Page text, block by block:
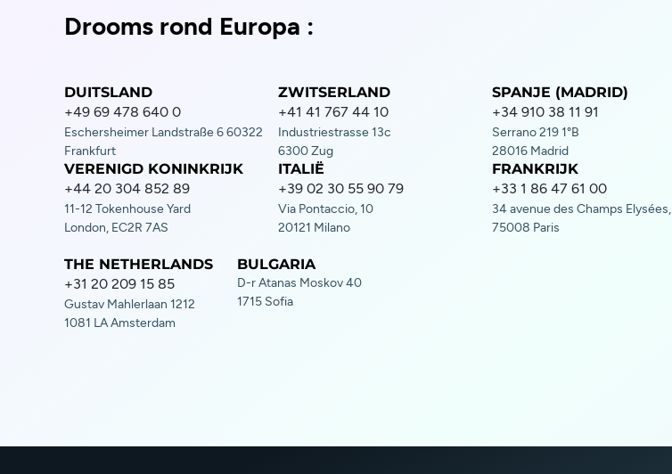
Drooms rond Europa :
DUITSLAND
+49 69 478 640 0
Eschersheimer Landstraße 6 60322
Frankfurt
ZWITSERLAND
+41 41 767 44 10
Industriestrasse 13c
6300 Zug
SPANJE (MADRID)
+34 910 38 11 91
Serrano 219 1°B
28016 Madrid
VERENIGD KONINKRIJK
+44 20 304 852 89
11-12 Tokenhouse Yard
London, EC2R 7AS
ITALIË
+39 02 30 55 90 79
Via Pontaccio, 10
20121 Milano
FRANKRIJK
+33 1 86 47 61 00
34 avenue des Champs Elysées,
75008 Paris
THE NETHERLANDS
+31 20 209 15 85
Gustav Mahlerlaan 1212
1081 LA Amsterdam
BULGARIA
D-r Atanas Moskov 40
1715 Sofia